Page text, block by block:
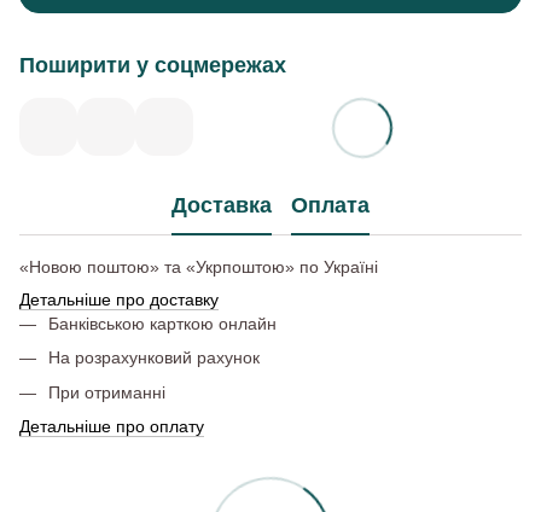
Поширити у соцмережах
Доставка Оплата
«Новою поштою» та «Укрпоштою» по Україні
Детальніше про доставку
Банківською карткою онлайн
На розрахунковий рахунок
При отриманні
Детальніше про оплату